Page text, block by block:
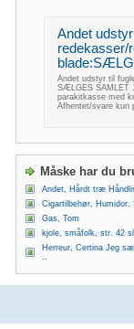
Andet
redekasser/
Andet udstyr til
SÆLGES SAMLET
parakitkasse med
Afhentet/svare kun
Måske har du
Andet, Hårdt træ
Cigartilbehør, Humidor.
Gas, Tom
kjole, småfolk, str. 42
Herreur, Certina Jeg